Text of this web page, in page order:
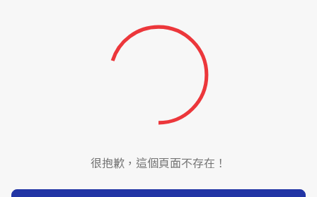
很抱歉，這個頁面不存在！